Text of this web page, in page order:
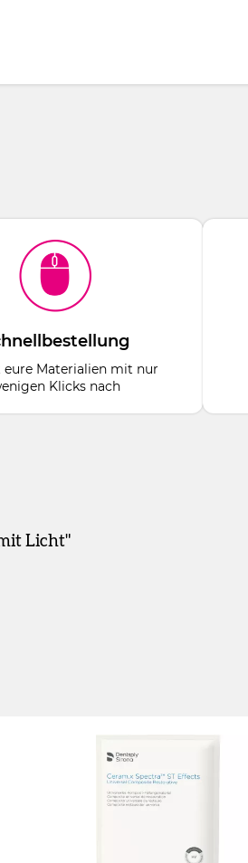
eure Materialien mit nur
Klicks nach
Licht"